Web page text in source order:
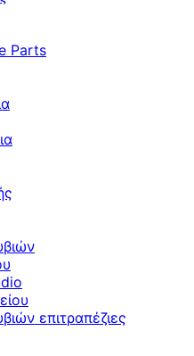
Parts
επιτραπέζιες